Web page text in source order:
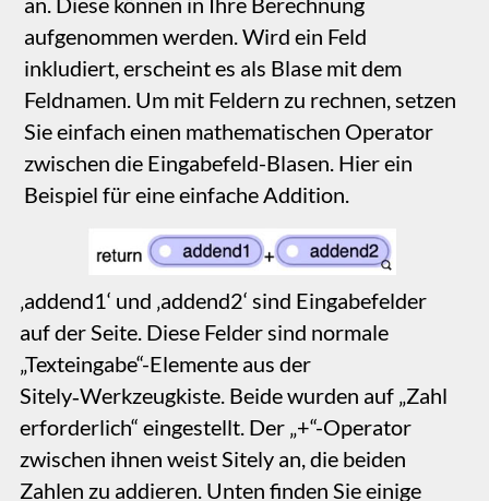
Multiplikation
Multiplikand Multiplikator Ergebnis
0.00
Subtraktion:
Minuend Subtrahend Differenz
0.00
Hier ein praktisches Beispiel
Ein Fliesenhändler könnte eine Produktliste
haben, bei der für jedes Produkt berechnet
werden kann, wie viele Fliesen für eine
bestimmte Bodenfläche benötigt werden. Hier
ist eine typische Auflistung auf einer Katalog-
Webseite, die diese Funktion übernimmt.
Keramik-Bodenfliesen im
indischen Stil
600 cm 600 cm